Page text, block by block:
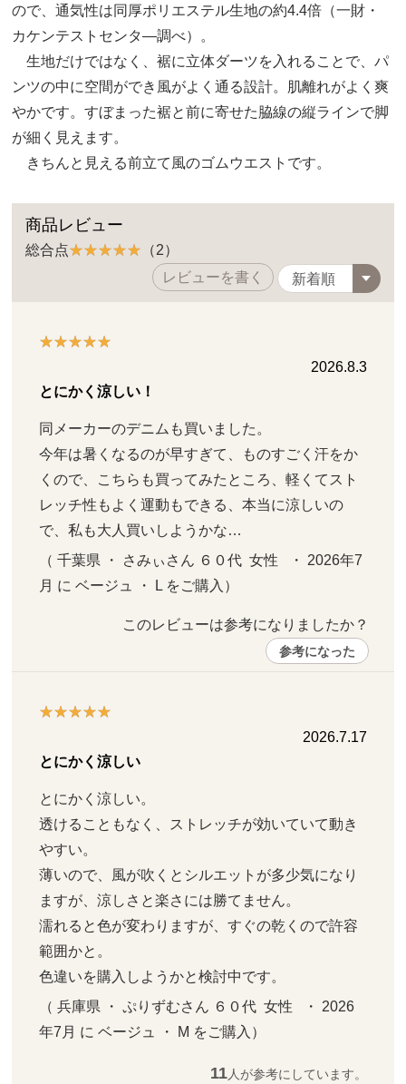
ので、通気性は同厚ポリエステル生地の約4.4倍（一財・
カケンテストセンタ―調べ）。
生地だけではなく、裾に立体ダーツを入れることで、パ
ンツの中に空間ができ風がよく通る設計。肌離れがよく爽
やかです。すぼまった裾と前に寄せた脇線の縦ラインで脚
が細く見えます。
きちんと見える前立て風のゴムウエストです。
商品レビュー
総合点
（2）
レビューを書く
2026.8.3
とにかく涼しい！
同メーカーのデニムも買いました。
今年は暑くなるのが早すぎて、ものすごく汗をか
くので、こちらも買ってみたところ、軽くてスト
レッチ性もよく運動もできる、本当に涼しいの
で、私も大人買いしようかな…
（ 千葉県 ・ さみぃさん ６０代  女性   ・ 2026年7
月 に ベージュ ・ L をご購入）
このレビューは参考になりましたか？
参考になった
2026.7.17
とにかく涼しい
とにかく涼しい。
透けることもなく、ストレッチが効いていて動き
やすい。
薄いので、風が吹くとシルエットが多少気になり
ますが、涼しさと楽さには勝てません。
濡れると色が変わりますが、すぐの乾くので許容
範囲かと。
色違いを購入しようかと検討中です。
（ 兵庫県 ・ ぷりずむさん ６０代  女性   ・ 2026
年7月 に ベージュ ・ M をご購入）
11人が参考にしています。